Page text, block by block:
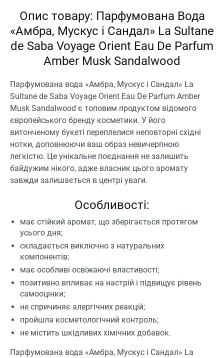
Опис товару: Парфумована Вода
«Амбра, Мускус і Сандал» La Sultane
de Saba Voyage Orient Eau De Parfum
Amber Musk Sandalwood
Парфумована вода «Амбра, Мускус і Сандал» La
Sultane de Saba Voyage Orient Eau De Parfum Amber
Musk Sandalwood є топовим продуктом відомого
європейського бренду косметики. У його
витонченому букеті переплелися неповторні східні
нотки, доповнюючи ваш образ невичерпною
легкістю. Це унікальне поєднання не залишить
байдужим нікого, адже власник цього аромату
завжди залишається в центрі уваги.
Особливості:
має стійкий аромат, що зберігається протягом
усього дня;
складається виключно з натуральних
компонентів;
має особливі освіжаючі властивості;
позитивно впливає на настрій і підвищує рівень
самооцінки;
не спричиняє алергічних реакцій;
пройшла косметологічний контроль;
не містить шкідливих хімічних добавок.
Парфумована вода «Амбра, Мускус і Сандал» La